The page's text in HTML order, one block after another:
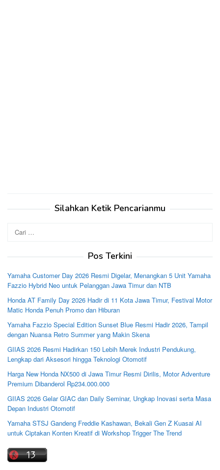
Silahkan Ketik Pencarianmu
untuk:
Pos Terkini
Yamaha Customer Day 2026 Resmi Digelar, Menangkan 5 Unit Yamaha
Fazzio Hybrid Neo untuk Pelanggan Jawa Timur dan NTB
Honda AT Family Day 2026 Hadir di 11 Kota Jawa Timur, Festival Motor
Matic Honda Penuh Promo dan Hiburan
Yamaha Fazzio Special Edition Sunset Blue Resmi Hadir 2026, Tampil
dengan Nuansa Retro Summer yang Makin Skena
GIIAS 2026 Resmi Hadirkan 150 Lebih Merek Industri Pendukung,
Lengkap dari Aksesori hingga Teknologi Otomotif
Harga New Honda NX500 di Jawa Timur Resmi Dirilis, Motor Adventure
Premium Dibanderol Rp234.000.000
GIIAS 2026 Gelar GIAC dan Daily Seminar, Ungkap Inovasi serta Masa
Depan Industri Otomotif
Yamaha STSJ Gandeng Freddie Kashawan, Bekali Gen Z Kuasai AI
untuk Ciptakan Konten Kreatif di Workshop Trigger The Trend